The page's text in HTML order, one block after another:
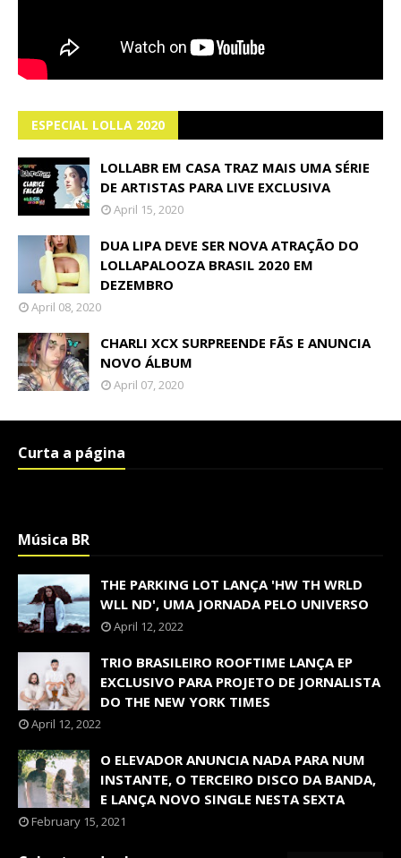
ESPECIAL LOLLA 2020
LOLLABR EM CASA TRAZ MAIS UMA SÉRIE
DE ARTISTAS PARA LIVE EXCLUSIVA
April 15, 2020
DUA LIPA DEVE SER NOVA ATRAÇÃO DO
LOLLAPALOOZA BRASIL 2020 EM
DEZEMBRO
April 08, 2020
CHARLI XCX SURPREENDE FÃS E ANUNCIA
NOVO ÁLBUM
April 07, 2020
Curta a página
Música BR
THE PARKING LOT LANÇA 'HW TH WRLD
WLL ND', UMA JORNADA PELO UNIVERSO
April 12, 2022
TRIO BRASILEIRO ROOFTIME LANÇA EP
EXCLUSIVO PARA PROJETO DE JORNALISTA
DO THE NEW YORK TIMES
April 12, 2022
O ELEVADOR ANUNCIA NADA PARA NUM
INSTANTE, O TERCEIRO DISCO DA BANDA,
E LANÇA NOVO SINGLE NESTA SEXTA
February 15, 2021